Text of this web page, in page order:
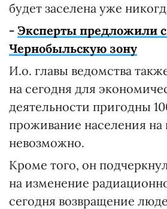
будет заселена уже
- Эксперты предложили
Чернобыльскую зону
И.о. главы ведомства
на сегодня для
деятельности пригодны
проживание населения на
невозможно.
Кроме того, он
на изменение
сегодня возвращение